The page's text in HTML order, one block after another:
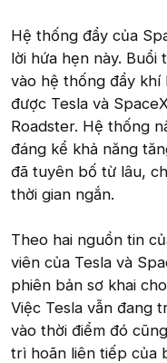
Hệ thống đẩy của
lời hứa hẹn này.
vào hệ thống đẩy khí
được Tesla và
Roadster. Hệ thống
đáng kể khả năng
đã tuyên bố từ lâu,
thời gian ngắn.
Theo hai nguồn tin
viên của Tesla và
phiên bản sơ khai
Việc Tesla vẫn đang
vào thời điểm đó
trì hoãn liên tiếp của